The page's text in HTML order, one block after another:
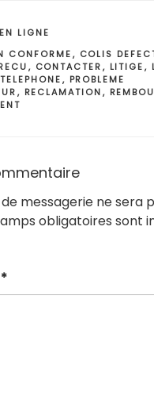
LIGNE
CONFORME, COLIS
, CONTACTER, LITIGE,
, PROBLEME
, RECLAMATION,
messagerie ne sera
obligatoires sont
*